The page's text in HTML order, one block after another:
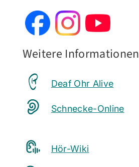
Weitere Informationen
Deaf Ohr Alive
Schnecke-Online
Hör-Wiki